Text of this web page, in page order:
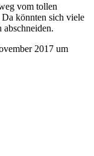
vom tollen
könnten sich viele
abschneiden.
2017 um